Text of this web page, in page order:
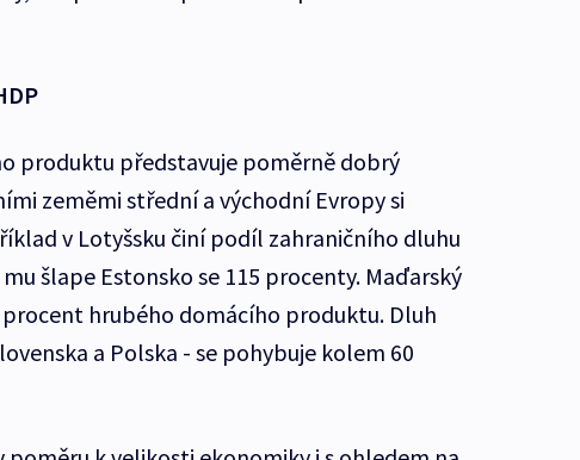
produktu představuje poměrně dobrý
zeměmi střední a východní Evropy si
v Lotyšsku činí podíl zahraničního dluhu
šlape Estonsko se 115 procenty. Maďarský
hrubého domácího produktu. Dluh
a Polska - se pohybuje kolem 60